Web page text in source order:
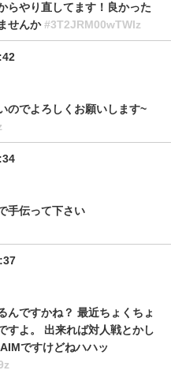
らやり直してます！良かった
せんか#3T2JRM00wTWlz
のでよろしくお願いします~
手伝って下さい
んですかね？ 最近ちょくちょ
すよ。 出来れば対人戦とかし
ですけどねハハッ